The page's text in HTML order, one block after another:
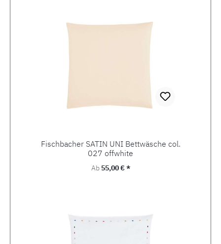
Fischbacher SATIN UNI Bettwäsche col.
027 offwhite
Regulärer Preis:
Ab 55,00 € *